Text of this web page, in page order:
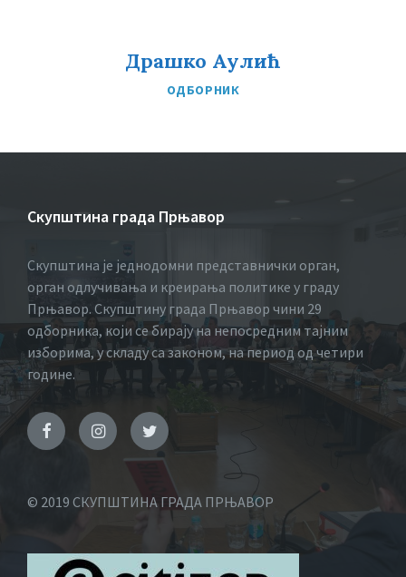
Драшко Аулић
ОДБОРНИК
Скупштина града Прњавор
Скупштина је једнодомни представнички орган,
орган одлучивања и креирања политике у граду
Прњавор. Скупштину града Прњавор чини 29
одборника, који се бирају на непосредним тајним
изборима, у складу са законом, на период од четири
године.
© 2019 СКУПШТИНА ГРАДА ПРЊАВОР